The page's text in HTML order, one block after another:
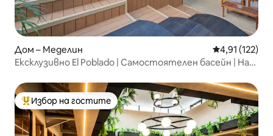
Дом – Меделин Средна
4,91 (122)
Ексклузивно El Poblado | Самостоятелен басейн | Най-
Най-популярен избор на гостите
Избор на гостите